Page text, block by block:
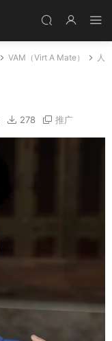
VAM（Virt A Mate）
人
278 推广